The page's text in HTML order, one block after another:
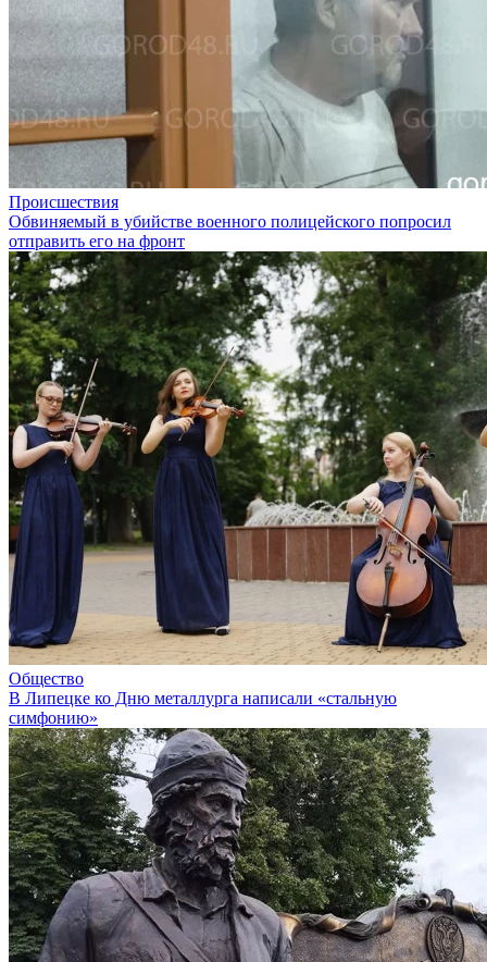
Происшествия
Обвиняемый в убийстве военного полицейского попросил
отправить его на фронт
Общество
В Липецке ко Дню металлурга написали «стальную
симфонию»